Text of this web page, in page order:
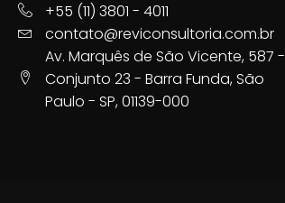
+55 (11) 3801 - 4011
contato@reviconsultoria.com.br
Av. Marquês de São Vicente, 587 -
Conjunto 23 - Barra Funda, São
Paulo - SP, 01139-000